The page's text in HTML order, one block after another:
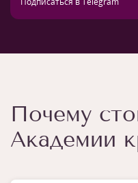
Почему
Академии